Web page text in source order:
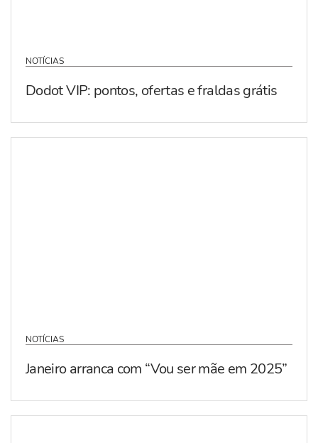
NOTÍCIAS
Dodot VIP: pontos, ofertas e fraldas grátis
NOTÍCIAS
Janeiro arranca com “Vou ser mãe em 2025”